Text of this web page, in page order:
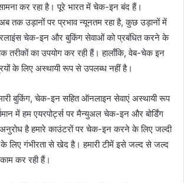
कर रहा है। पूरे भारत में चेक-इन बंद हैं।
तक उड़ानों पर प्रभाव न्यूनतम रहा है, कुछ उड़ानों में
चेक-इन और बुकिंग सेवाओं को प्रबंधित करने के
तरीकों का उपयोग कर रही हैं। हालाँकि, वेब-चेक इन
के लिए अस्थायी रूप से उपलब्ध नहीं है।
बुकिंग, चेक-इन सहित ऑनलाइन सेवाएं अस्थायी रूप
में हम एयरपोर्ट्स पर मैन्युअल चेक-इन और बोर्डिंग
है हमारे काउंटरों पर चेक-इन करने के लिए जल्दी
लिए गंभीरता से खेद है। हमारी टीमें इसे जल्द से जल्द
कर रही हैं।